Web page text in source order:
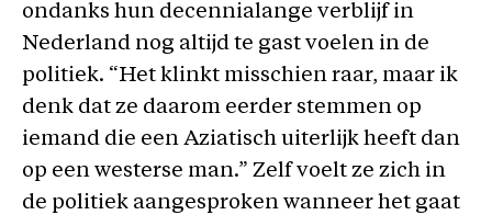
ondanks hun decennialange verblijf in
Nederland nog altijd te gast voelen in de
politiek. “Het klinkt misschien raar, maar ik
denk dat ze daarom eerder stemmen op
iemand die een Aziatisch uiterlijk heeft dan
op een westerse man.” Zelf voelt ze zich in
de politiek aangesproken wanneer het gaat